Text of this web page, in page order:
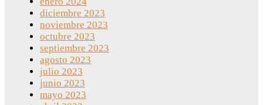
diciembre 2023
noviembre 2023
octubre 2023
septiembre 2023
agosto 2023
julio 2023
junio 2023
mayo 2023